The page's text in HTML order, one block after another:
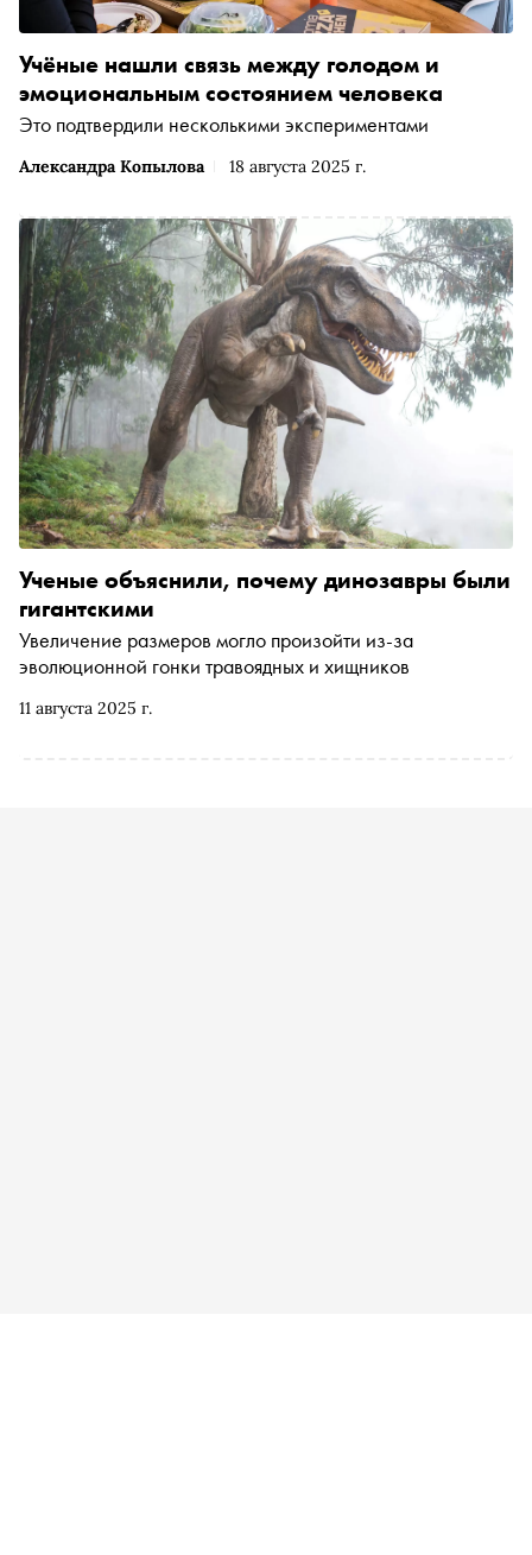
Александра Копылова 18 августа 2025 г.
Учёные нашли связь между голодом и
эмоциональным состоянием человека
Это подтвердили несколькими экспериментами
11 августа 2025 г.
Ученые объяснили, почему динозавры были
гигантскими
Увеличение размеров могло произойти из-за
эволюционной гонки травоядных и хищников